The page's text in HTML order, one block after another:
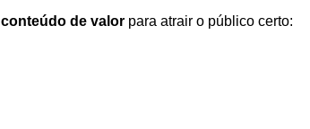
conteúdo de valor para atrair o público certo: